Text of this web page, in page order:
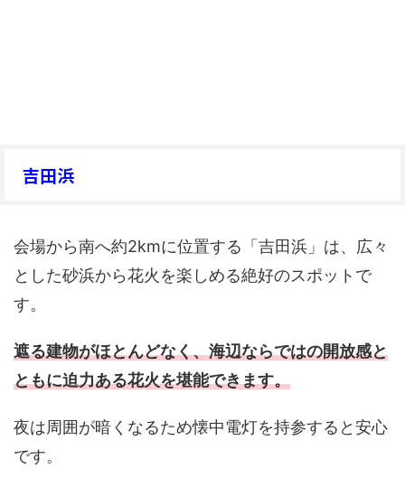
吉田浜
会場から南へ約2kmに位置する「吉田浜」は、広々
とした砂浜から花火を楽しめる絶好のスポットで
す。
遮る建物がほとんどなく、海辺ならではの開放感と
ともに迫力ある花火を堪能できます。
夜は周囲が暗くなるため懐中電灯を持参すると安心
です。